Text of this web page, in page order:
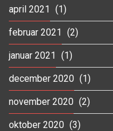
april 2021 (1)
februar 2021 (2)
januar 2021 (1)
december 2020 (1)
november 2020 (2)
oktober 2020 (3)